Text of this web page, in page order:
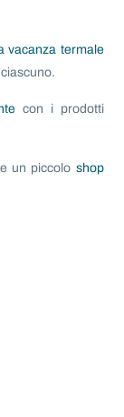
vacanza termale
con i prodotti
un piccolo shop